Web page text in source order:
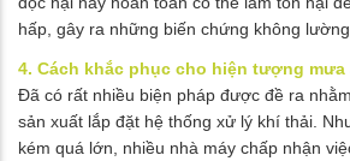
hấp, gây ra những biến chứng không
4. Cách khắc phục cho hiện tượng mưa
Đã có rất nhiều biện pháp được đề ra
sản xuất lắp đặt hệ thống xử lý khí thải.
kém quá lớn, nhiều nhà máy chấp nhận